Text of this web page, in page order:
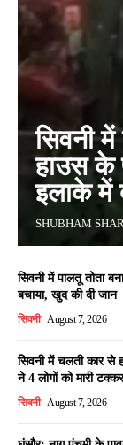
सिवनी
हाउस के
इलाके में
SHUBHAM
सिवनी में पालतू तोता
बचाया, खुद की दी जान
सिवनी August 7, 2026
सिवनी में चलती कार से
ने 4 लोगों को मारी टक्कर
सिवनी August 7, 2026